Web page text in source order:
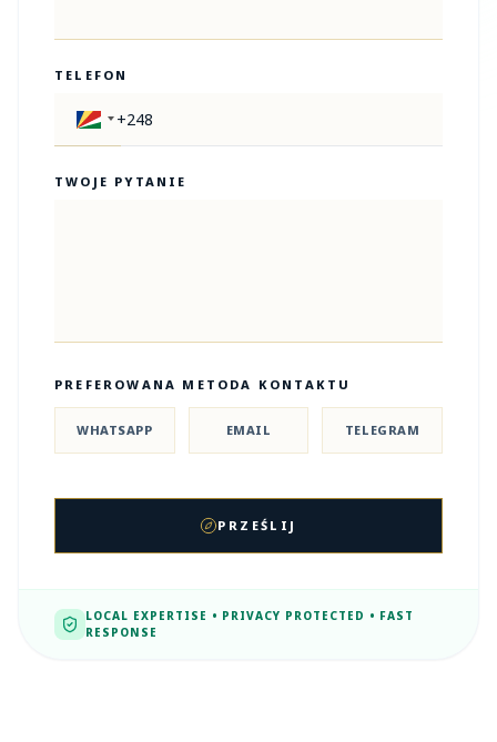
TELEFON
TWOJE PYTANIE
PREFEROWANA METODA KONTAKTU
WHATSAPP EMAIL TELEGRAM
PRZEŚLIJ
LOCAL EXPERTISE • PRIVACY PROTECTED • FAST
RESPONSE